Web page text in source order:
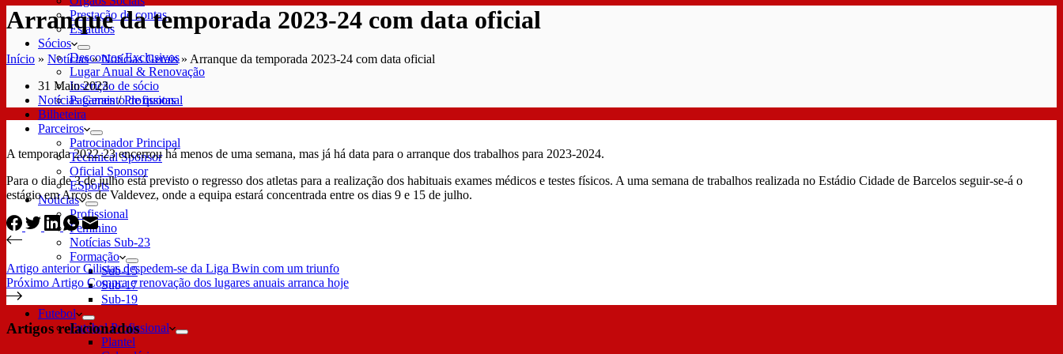
Prestação de contas
Estatutos
Sócios
Descontos Exclusivos
Lugar Anual & Renovação
Inscrição de sócio
Pagamento de quotas
Bilheteira
Parceiros
Patrocinador Principal
Technical Sponsor
Oficial Sponsor
ESports
Notícias
Profissional
Feminino
Notícias Sub-23
Formação
Sub-15
Sub-17
Sub-19
Futebol
Futebol Profissional
Plantel
Arranque da temporada 2023-24 com data oficial
Início » Notícias»Notícias Gerais» Arranque da temporada 2023-24 com data oficial
31 Maio 2023
Notícias Gerais/Profissional
A temporada 2022-23 encerrou há menos de uma semana, mas já há data para o arranque dos trabalhos para 2023-2024.
Para o dia de 3 de julho está previsto o regresso dos atletas para a realização dos habituais exames médicos e testes físicos. A uma semana de trabalhos realizada no Estádio Cidade de Barcelos seguir-se-á o
estágio em Arcos de Valdevez, onde a equipa estará concentrada entre os dias 9 e 15 de julho.
Artigo anteriorGilistas despedem-se da Liga Bwin com um triunfo
Próximo Artigo Compra e renovação dos lugares anuais arranca hoje
Artigos relacionados